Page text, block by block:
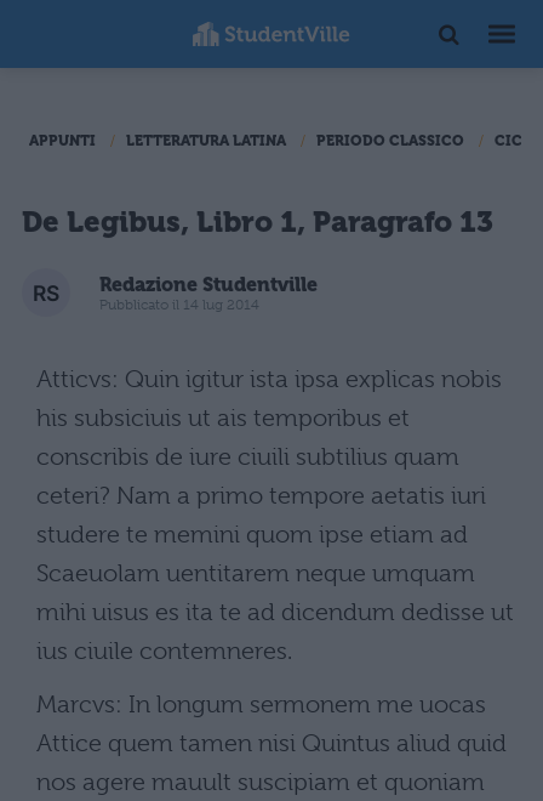
APPUNTI LETTERATURA LATINA PERIODO CLASSICO
De Legibus, Libro 1, Paragrafo 13
Redazione Studentville
Pubblicato il 14 lug 2014
Atticvs: Quin igitur ista ipsa explicas nobis
his subsiciuis ut ais temporibus et
conscribis de iure ciuili subtilius quam
ceteri? Nam a primo tempore aetatis iuri
studere te memini quom ipse etiam ad
Scaeuolam uentitarem neque umquam
mihi uisus es ita te ad dicendum dedisse ut
ius ciuile contemneres.
Marcvs: In longum sermonem me uocas
Attice quem tamen nisi Quintus aliud quid
nos agere mauult suscipiam et quoniam